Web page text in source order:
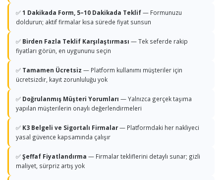
✅1 Dakikada Form, 5–10 Dakikada Teklif— Formunuzu
doldurun; aktif firmalar kısa sürede fiyat sunsun
✅ Birden Fazla Teklif Karşılaştırması — Tek seferde rakip
fiyatları görün, en uygununu seçin
✅ Tamamen Ücretsiz — Platform kullanımı müşteriler için
ücretsizdir, kayıt zorunluluğu yok
✅ Doğrulanmış Müşteri Yorumları — Yalnızca gerçek taşıma
yapılan müşterilerin onaylı değerlendirmeleri
✅ K3 Belgeli ve Sigortalı Firmalar— Platformdaki her nakliyeci
yasal güvence kapsamında çalışır
✅Şeffaf Fiyatlandırma — Firmalar tekliflerini detaylı sunar; gizli
maliyet, sürpriz artış yok